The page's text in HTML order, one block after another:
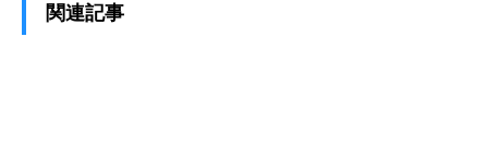
関連記事